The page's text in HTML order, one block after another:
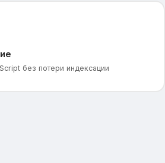
без потери индексации